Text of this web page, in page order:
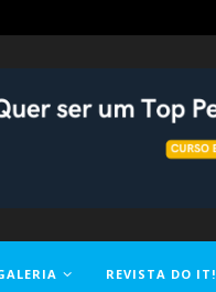
REVISTA DO IT!